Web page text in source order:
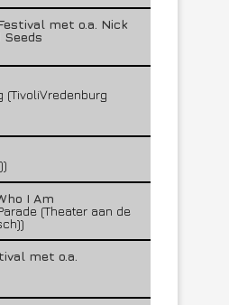
met o.a. Nick
Seeds
(TivoliVredenburg
I Am
(Theater aan de
met o.a.